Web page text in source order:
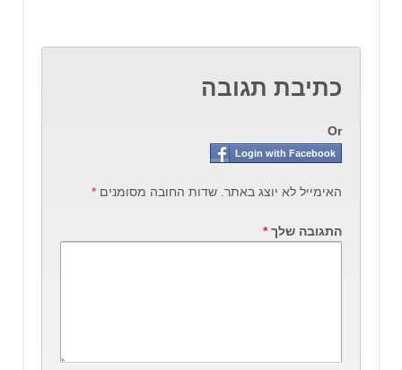
כתיבת תגובה
Or
Login with Facebook
האימייל לא יוצג באתר. שדות החובה מסומנים *
התגובה שלך*